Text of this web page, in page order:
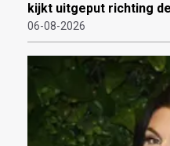
kijkt uitgeput richting
06-08-2026